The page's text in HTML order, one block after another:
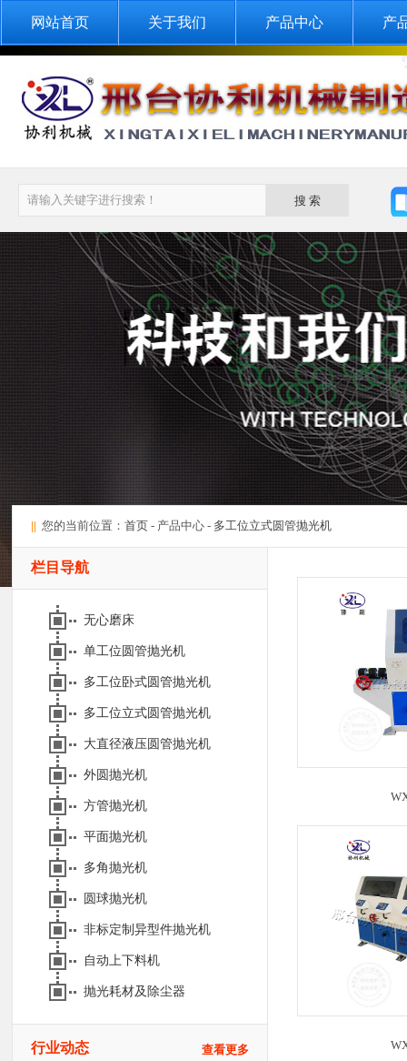
网站首页 关于我们 产品中心 产
|| 您的当前位置： 首页- 产品中心 - 多工位立式圆管抛光机
栏目导航
无心磨床
单工位圆管抛光机
多工位卧式圆管抛光机
多工位立式圆管抛光机
大直径液压圆管抛光机
外圆抛光机
方管抛光机
平面抛光机
多角抛光机
圆球抛光机
非标定制异型件抛光机
自动上下料机
抛光耗材及除尘器
行业动态 查看更多